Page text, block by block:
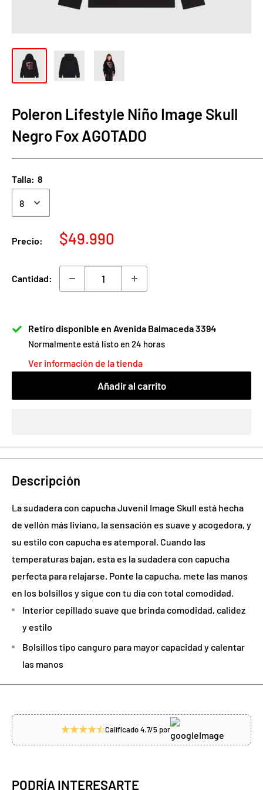
Poleron Lifestyle Niño Image Skull
Negro Fox AGOTADO
Talla: 8
Precio:
Precio
venta
$49.990
Cantidad:
Retiro disponible en Avenida Balmaceda 3394
Normalmente está listo en 24 horas
Ver información de la tienda
Añadir al carrito
Descripción
La sudadera con capucha Juvenil Image Skull está hecha
de vellón más liviano, la sensación es suave y acogedora, y
su estilo con capucha es atemporal. Cuando las
temperaturas bajan, esta es la sudadera con capucha
perfecta para relajarse. Ponte la capucha, mete las manos
en los bolsillos y sigue con tu día con total comodidad.
Interior cepillado suave que brinda comodidad, calidez
y estilo
Bolsillos tipo canguro para mayor capacidad y calentar
las manos
Calificado 4.7/5 por
PODRÍA INTERESARTE